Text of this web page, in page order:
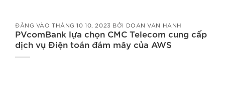
ĐĂNG VÀOTHÁNG 10 10, 2023 BỞI DOAN VAN HANH
PVcomBank lựa chọn CMC Telecom cung cấp
dịch vụ Điện toán đám mây của AWS